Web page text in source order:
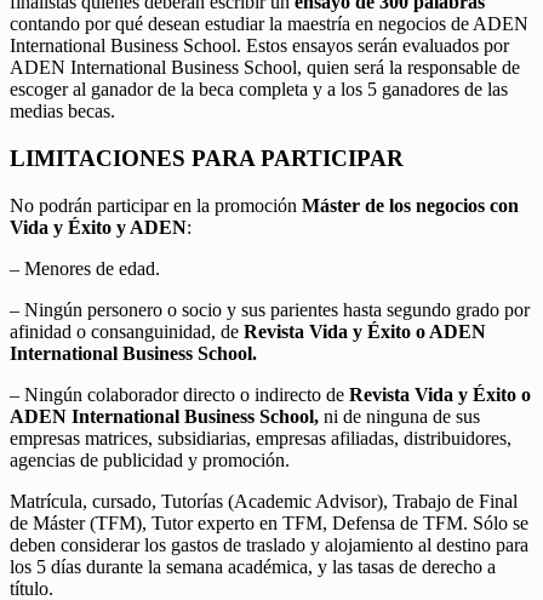
contando por qué desean estudiar la maestría en negocios de ADEN
International Business School. Estos ensayos serán evaluados por
ADEN International Business School, quien será la responsable de
escoger al ganador de la beca completa y a los 5 ganadores de las
medias becas.
LIMITACIONES PARA PARTICIPAR
No podrán participar en la promoción Máster de los negocios con
Vida y Éxito y ADEN:
– Menores de edad.
– Ningún personero o socio y sus parientes hasta segundo grado por
afinidad o consanguinidad, de Revista Vida y Éxito o ADEN
International Business School.
– Ningún colaborador directo o indirecto de Revista Vida y Éxito o
ADEN International Business School, ni de ninguna de sus
empresas matrices, subsidiarias, empresas afiliadas, distribuidores,
agencias de publicidad y promoción.
Matrícula, cursado, Tutorías (Academic Advisor), Trabajo de Final
de Máster (TFM), Tutor experto en TFM, Defensa de TFM. Sólo se
deben considerar los gastos de traslado y alojamiento al destino para
los 5 días durante la semana académica, y las tasas de derecho a
título.